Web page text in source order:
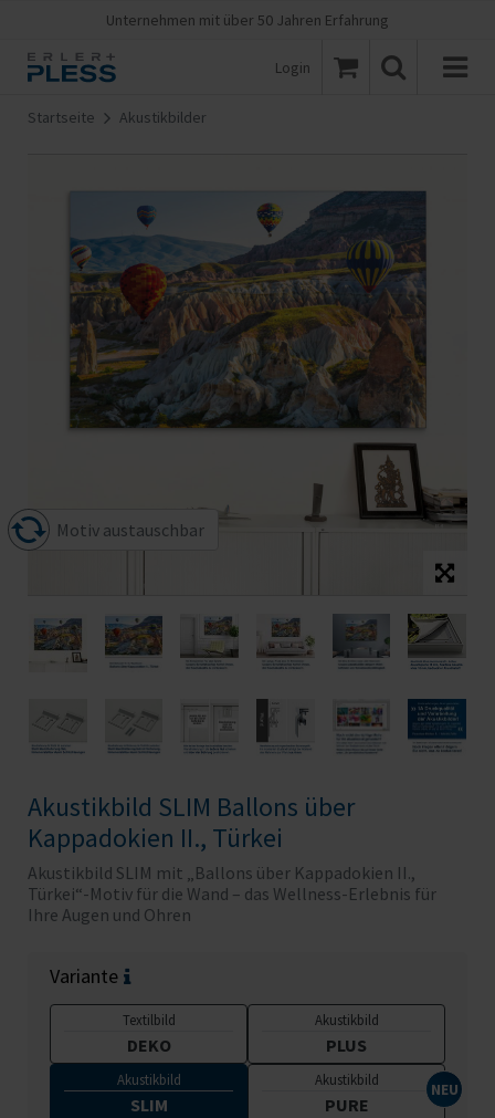
Unternehmen mit über 50 Jahren Erfahrung
Login
Startseite Akustikbilder
Motiv austauschbar
Akustikbild SLIM Ballons über
Kappadokien II., Türkei
Akustikbild SLIM mit „Ballons über Kappadokien II.,
Türkei“-Motiv für die Wand – das Wellness-Erlebnis für
Ihre Augen und Ohren
Variante
Textilbild
DEKO
Akustikbild
PLUS
Akustikbild
SLIM
Akustikbild
PURE